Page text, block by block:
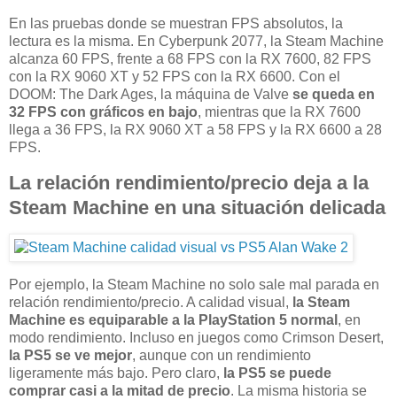
En las pruebas donde se muestran FPS absolutos, la
lectura es la misma. En Cyberpunk 2077, la Steam Machine
alcanza 60 FPS, frente a 68 FPS con la RX 7600, 82 FPS
con la RX 9060 XT y 52 FPS con la RX 6600. Con el
DOOM: The Dark Ages, la máquina de Valve se queda en
32 FPS con gráficos en bajo, mientras que la RX 7600
llega a 36 FPS, la RX 9060 XT a 58 FPS y la RX 6600 a 28
FPS.
La relación rendimiento/precio deja a la
Steam Machine en una situación delicada
Por ejemplo, la Steam Machine no solo sale mal parada en
relación rendimiento/precio. A calidad visual, la Steam
Machine es equiparable a la PlayStation 5 normal , en
modo rendimiento. Incluso en juegos como Crimson Desert,
la PS5 se ve mejor, aunque con un rendimiento
ligeramente más bajo. Pero claro, la PS5 se puede
comprar casi a la mitad de precio. La misma historia se